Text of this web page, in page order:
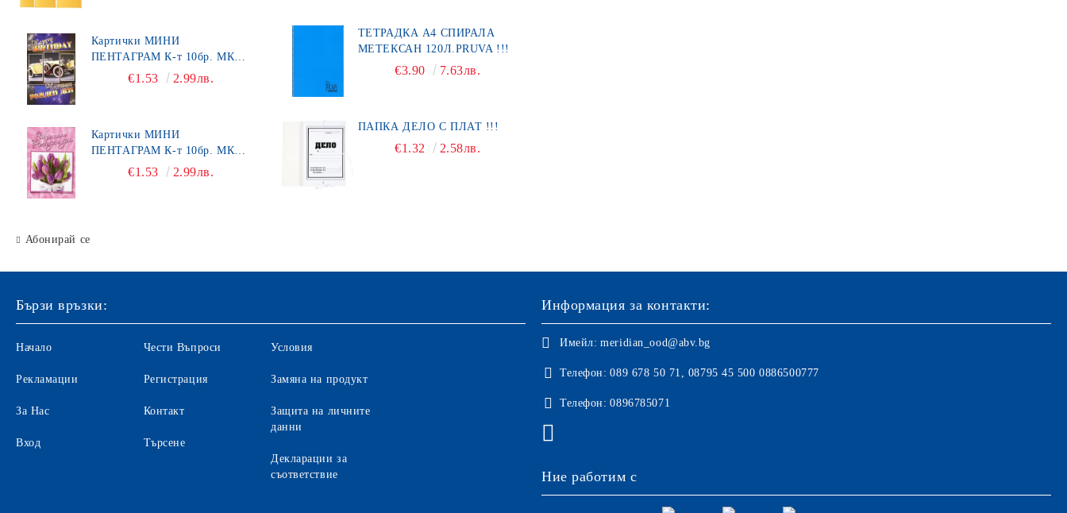
Картички МИНИ
ПЕНТАГРАМ К-т 10бр. МК
€1.53 2.99лв.
Картички МИНИ
ПЕНТАГРАМ К-т 10бр. МК
€1.53 2.99лв.
Абонирай се
ТЕТРАДКА А4 СПИРАЛА
МЕТЕКСАН 120Л.PRUVA !!!
€3.90 7.63лв.
ПАПКА ДЕЛО С ПЛАТ !!!
€1.32 2.58лв.
Бързи връзки:
Начало
Рекламации
За Нас
Вход
Чести Въпроси
Регистрация
Контакт
Търсене
Условия
Замяна на продукт
Защита на личните
данни
Декларации за
съответствие
Информация за контакти:
Имейл: meridian_ood@abv.bg
Телефон: 089 678 50 71, 08795 45 500 0886500777
Телефон: 0896785071
Ние работим с